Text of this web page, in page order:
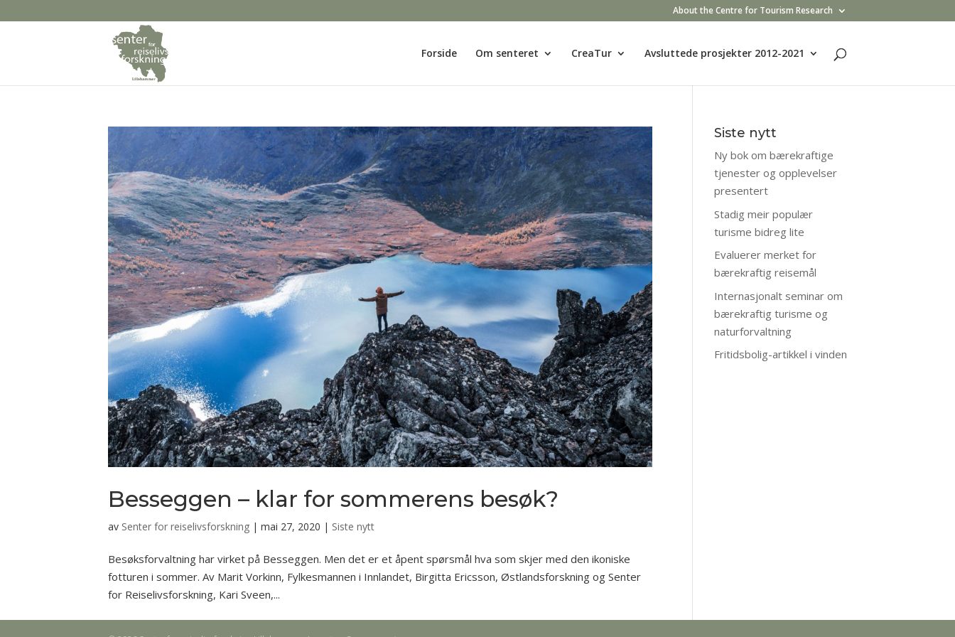
About the Centre for Tourism Research
Forside Om senteret CreaTur Avsluttede prosjekter 2012-2021
Besseggen – klar for sommerens besøk?
av Senter for reiselivsforskning | mai 27, 2020 | Siste nytt
Besøksforvaltning har virket på Besseggen. Men det er et åpent spørsmål hva som skjer med den ikoniske
fotturen i sommer. Av Marit Vorkinn, Fylkesmannen i Innlandet, Birgitta Ericsson, Østlandsforskning og Senter
for Reiselivsforskning, Kari Sveen,...
Siste nytt
Ny bok om bærekraftige
tjenester og opplevelser
presentert
Stadig meir populær
turisme bidreg lite
Evaluerer merket for
bærekraftig reisemål
Internasjonalt seminar om
bærekraftig turisme og
naturforvaltning
Fritidsbolig-artikkel i vinden